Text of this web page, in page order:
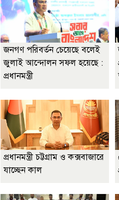
জনগণ পরিবর্তন চেয়েছে বলেই
জুলাই আন্দোলন সফল হয়েছে :
প্রধানমন্ত্রী
প্রধানমন্ত্রী চট্টগ্রাম ও কক্সবাজারে
যাচ্ছেন কাল